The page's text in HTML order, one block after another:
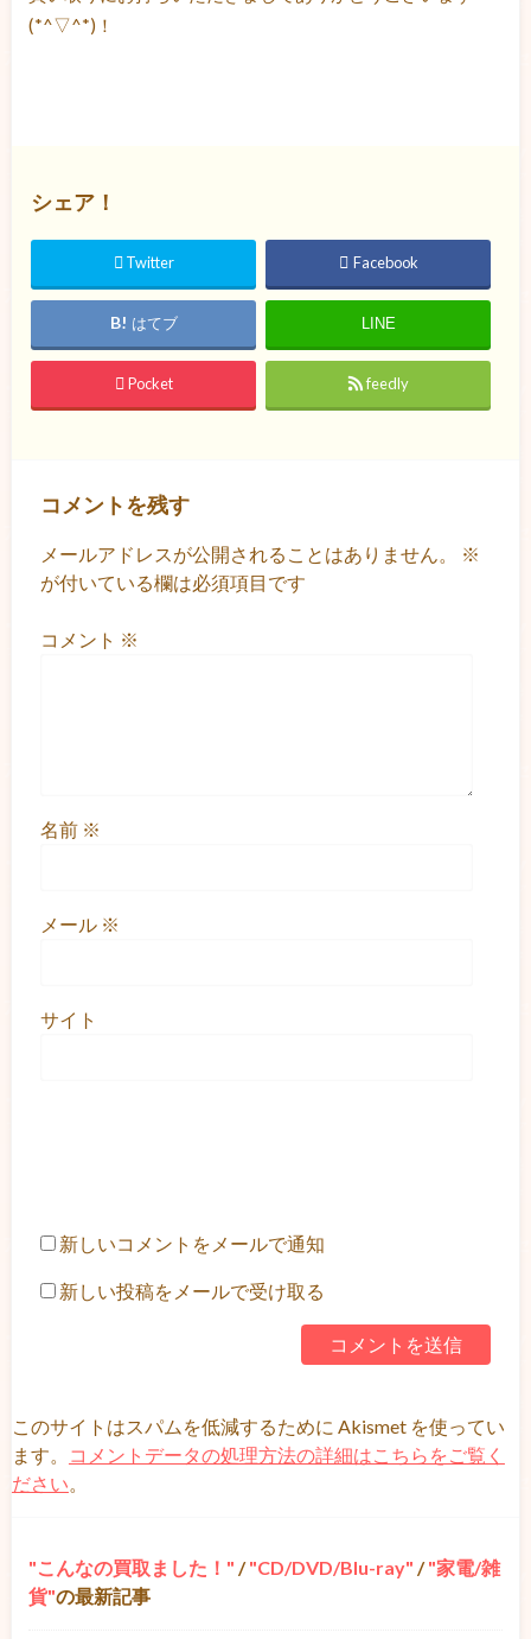
(*^▽^*)！
シェア！
Twitter Facebook
はてブ LINE
Pocket feedly
コメントを残す
メールアドレスが公開されることはありません。
※
が付いている欄は必須項目です
コメント ※
名前 ※
メール ※
サイト
新しいコメントをメールで通知
新しい投稿をメールで受け取る
このサイトはスパムを低減するために Akismet を使ってい
ます。
コメントデータの処理方法の詳細はこちらをご覧く
ださい
こんなの買取ました！ / CD/DVD/Blu-ray / 家電/雑
貨 の最新記事